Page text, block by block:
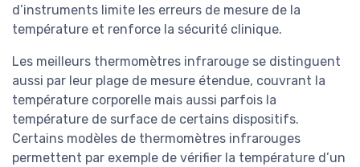
d’instruments limite les erreurs de mesure de la
température et renforce la sécurité clinique.
Les meilleurs thermomètres infrarouge se distinguent
aussi par leur plage de mesure étendue, couvrant la
température corporelle mais aussi parfois la
température de surface de certains dispositifs.
Certains modèles de thermomètres infrarouges
permettent par exemple de vérifier la température d’un